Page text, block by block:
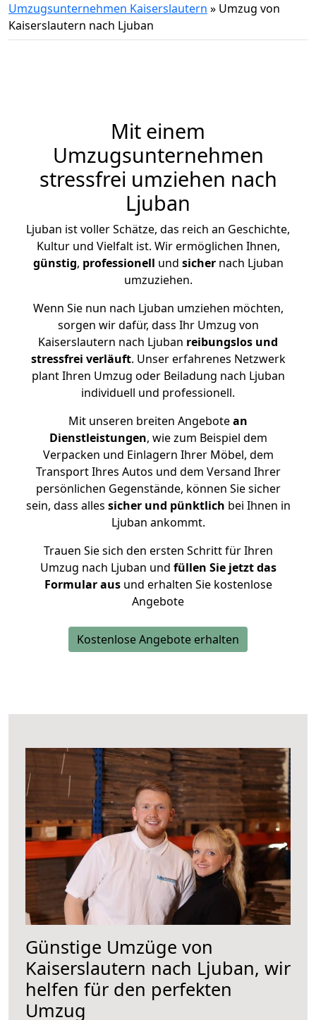
Umzugsunternehmen Kaiserslautern » Umzug von
Kaiserslautern nach Ljuban
Mit einem
Umzugsunternehmen
stressfrei umziehen nach
Ljuban
Ljuban ist voller Schätze, das reich an Geschichte,
Kultur und Vielfalt ist. Wir ermöglichen Ihnen,
günstig, professionell und sichernach Ljuban
umzuziehen.
Wenn Sie nun nach Ljuban umziehen möchten,
sorgen wir dafür, dass Ihr Umzug von
Kaiserslautern nach Ljuban reibungslos und
stressfrei verläuft. Unser erfahrenes Netzwerk
plant Ihren Umzug oder Beiladung nach Ljuban
individuell und professionell.
Mit unseren breiten Angebotean
Dienstleistungen, wie zum Beispiel dem
Verpacken und Einlagern Ihrer Möbel, dem
Transport Ihres Autos und dem Versand Ihrer
persönlichen Gegenstände, können Sie sicher
sein, dass alles sicher und pünktlich bei Ihnen in
Ljuban ankommt.
Trauen Sie sich den ersten Schritt für Ihren
Umzug nach Ljuban und füllen Sie jetzt das
Formular ausund erhalten Sie kostenlose
Angebote
Kostenlose Angebote erhalten
Günstige Umzüge von
Kaiserslautern nach Ljuban, wir
helfen für den perfekten
Umzug